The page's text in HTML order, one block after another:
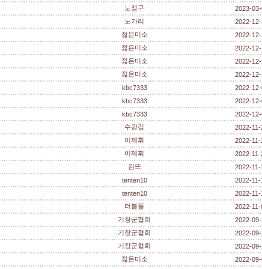
노정구 2023-
노가리 2022-
젊은미소 2022-
젊은미소 2022-
젊은미소 2022-
젊은미소 2022-
kbc7333 2022-
kbc7333 2022-
kbc7333 2022-
수광김 2022-11-
이제휘 2022-11-
이제휘 2022-11-
김또 2022-11-
tenten10 2022-11-
tenten10 2022-11-
더블폴 2022-11-
기장군협회 2022-
기장군협회 2022-
기장군협회 2022-
젊은미소 2022-